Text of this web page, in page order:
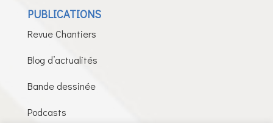
PUBLICATIONS
Revue Chantiers
Blog d’actualités
Bande dessinée
Podcasts